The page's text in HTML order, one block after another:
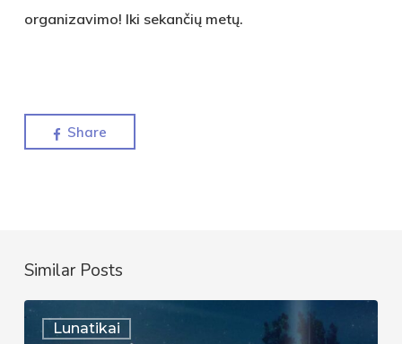
organizavimo! Iki sekančių metų.
Share
Similar Posts
Lunatikai
Lunatykų